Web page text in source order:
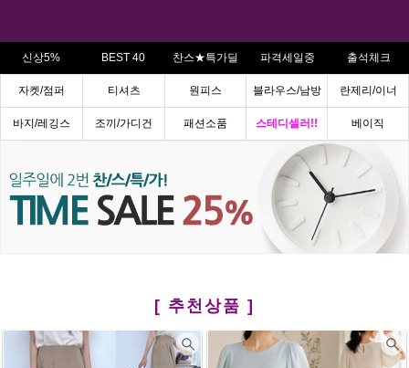
신상5% BEST 40 찬스★특가딜 파격세일중 출석체크
자켓/점퍼 티셔츠 원피스 블라우스/남방 란제리/이너
바지/레깅스 조끼/가디건 패션소품 스테디셀러!! 베이직
[ 추천상품 ]